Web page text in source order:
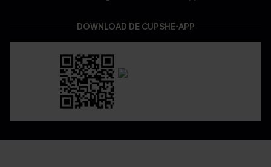
DOWNLOAD DE CUPSHE-APP